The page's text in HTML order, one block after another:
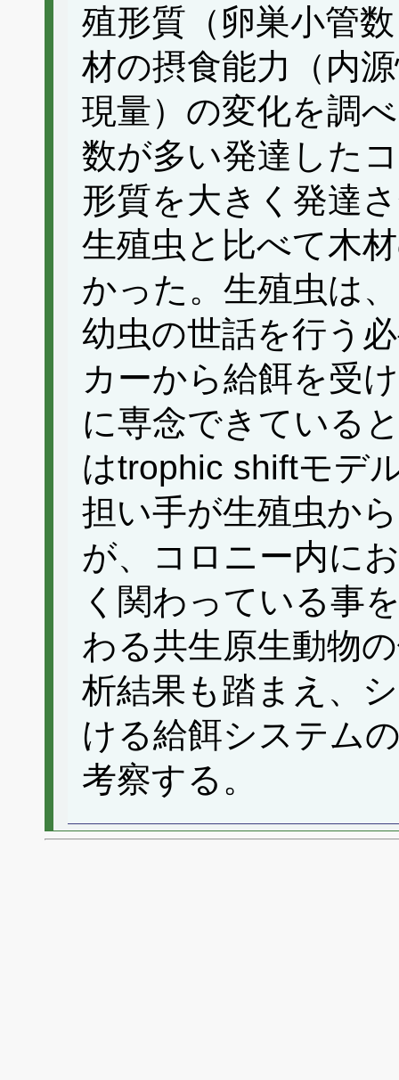
殖形質（卵巣小管
材の摂食能力（内
現量）の変化を調
数が多い発達した
形質を大きく発達
生殖虫と比べて木
かった。生殖虫は
幼虫の世話を行う
カーから給餌を受
に専念できている
はtrophic shiftモデ
担い手が生殖虫か
が、コロニー内に
く関わっている事
わる共生原生動物
析結果も踏まえ、
ける給餌システム
考察する。